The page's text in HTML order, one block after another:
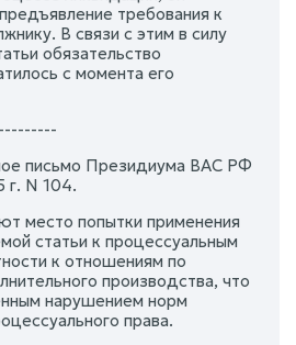
требования к
В связи с этим в силу
обязательство
с момента его
письмо Президиума ВАС РФ
г. N 104.
место попытки применения
статьи к процессуальным
к отношениям по
производства, что
нарушением норм
права.